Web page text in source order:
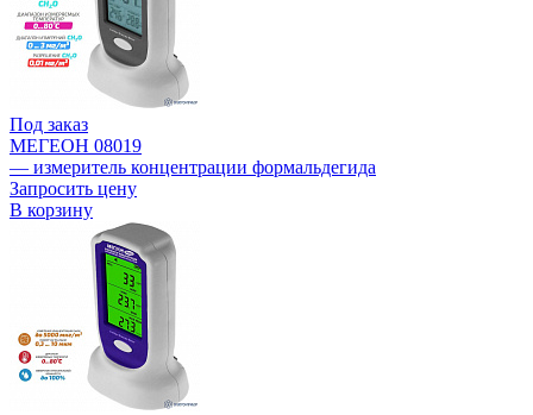
Под заказ
МЕГЕОН 08019
— измеритель концентрации формальдегида
Запросить цену
В корзину